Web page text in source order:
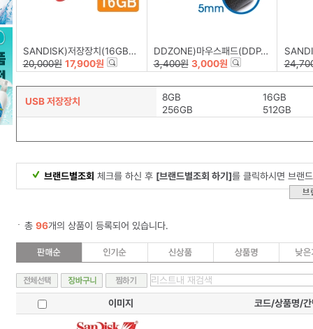
SANDISK)저장장치(16GB/Z50-BLADE)
20,000원 17,900원
DDZONE)마우스패드(DDP-002)
3,400원 3,000원
USB 저장장치 8GB
16GB
256GB
512GB
브랜드별조회 체크를 하신 후 [브랜드별조회 하기]를 클릭하시면 브랜
총 96개의 상품이 등록되어 있습니다.
이미지 코드/상품명/간